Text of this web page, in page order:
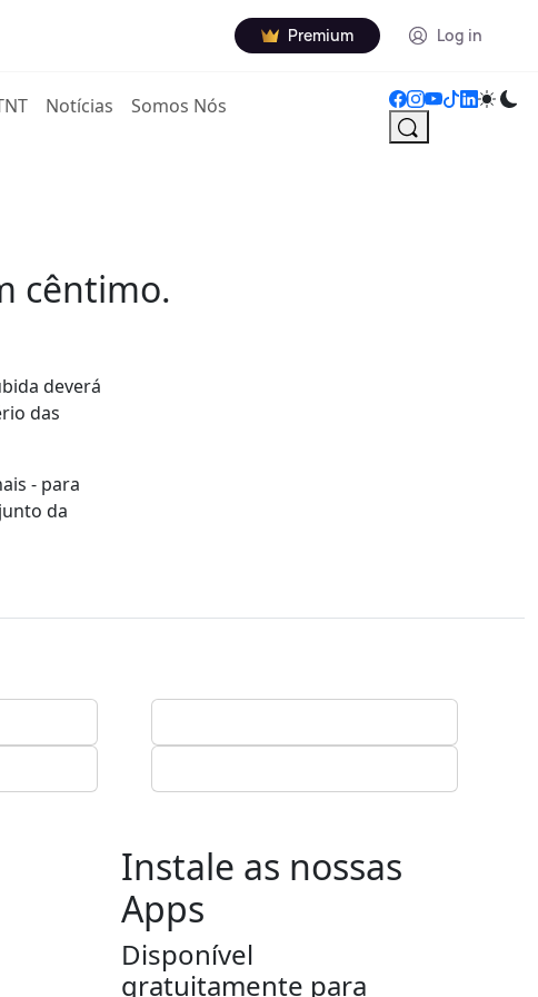
Premium Log in
Notícias Somos Nós
cêntimo.
deverá
das
- para
da
Instale as nossas
Apps
Disponível
gratuitamente para